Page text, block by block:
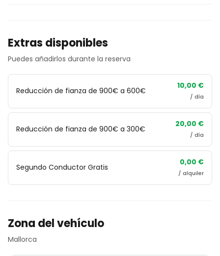
Extras disponibles
Puedes añadirlos durante la reserva
Reducción de fianza de 900€ a 600€
10,00 €
/ día
Reducción de fianza de 900€ a 300€
20,00 €
/ día
Segundo Conductor Gratis
0,00 €
/ alquiler
Zona del vehículo
Mallorca